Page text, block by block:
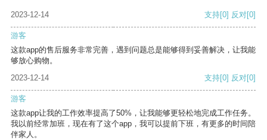
2023-12-14 支持[0] 反对[0]
游客
这款app的售后服务非常完善，遇到问题总是能够得到妥善解决，让我能
够放心购物。
2023-12-14
支持[0] 反对[0]
游客
这款app让我的工作效率提高了50%，让我能够更轻松地完成工作任务。
我以前经常加班，现在有了这个app，我可以提前下班，有更多的时间陪
伴家人。